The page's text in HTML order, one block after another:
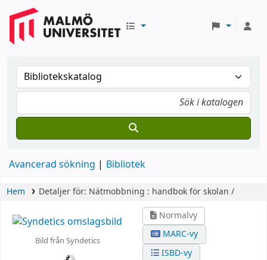
Avancerad sökning Bibliotek
Hem Detaljer för: Nätmobbning : handbok för skolan /
Bild från Syndetics
Normalvy
MARC-vy
ISBD-vy